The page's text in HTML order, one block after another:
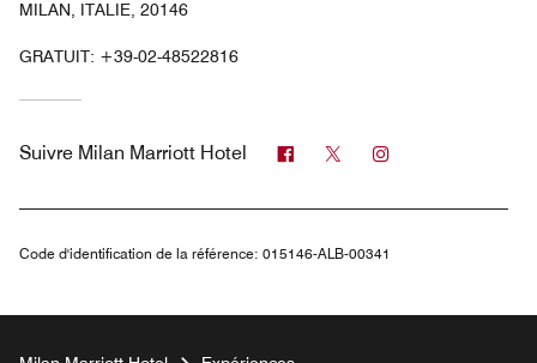
MILAN, ITALIE, 20146
GRATUIT: +39-02-48522816
Suivre Milan Marriott Hotel Facebook
Twitter
Code d'identification de la référence: 015146-ALB-00341